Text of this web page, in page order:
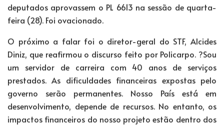
deputados aprovassem o PL 6613 na sessão de quarta-
feira (28). Foi ovacionado.
O próximo a falar foi o diretor-geral do STF, Alcides
Diniz, que reafirmou o discurso feito por Policarpo. ?Sou
um servidor de carreira com 40 anos de serviços
prestados. As dificuldades financeiras expostas pelo
governo serão permanentes. Nosso País está em
desenvolvimento, depende de recursos. No entanto, os
impactos financeiros do nosso projeto estão dentro dos